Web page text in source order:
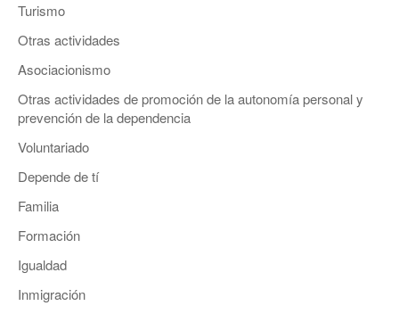
Turismo
Otras actividades
Asociacionismo
Otras actividades de promoción de la autonomía personal y
prevención de la dependencia
Voluntariado
Depende de tí
Familia
Formación
Igualdad
Inmigración